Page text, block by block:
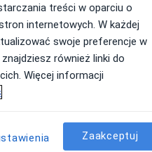
treści w oparciu o
internetowych. W każdej
swoje preferencje w
również linki do
Więcej informacji
Zaakceptuj